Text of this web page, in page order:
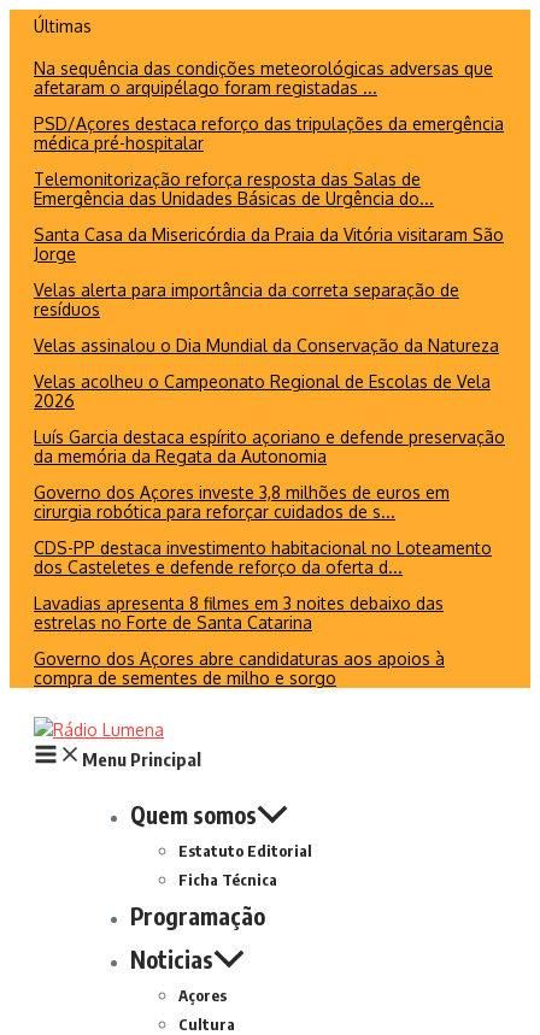
conteúdo
Últimas
Na sequência das condições meteorológicas adversas que
afetaram o arquipélago foram registadas ...
PSD/Açores destaca reforço das tripulações da emergência
médica pré-hospitalar
Telemonitorização reforça resposta das Salas de
Emergência das Unidades Básicas de Urgência do...
Santa Casa da Misericórdia da Praia da Vitória visitaram São
Jorge
Velas alerta para importância da correta separação de
resíduos
Velas assinalou o Dia Mundial da Conservação da Natureza
Velas acolheu o Campeonato Regional de Escolas de Vela
2026
Luís Garcia destaca espírito açoriano e defende preservação
da memória da Regata da Autonomia
Governo dos Açores investe 3,8 milhões de euros em
cirurgia robótica para reforçar cuidados de s...
CDS-PP destaca investimento habitacional no Loteamento
dos Casteletes e defende reforço da oferta d...
Lavadias apresenta 8 filmes em 3 noites debaixo das
estrelas no Forte de Santa Catarina
Governo dos Açores abre candidaturas aos apoios à
compra de sementes de milho e sorgo
Menu Principal
Quem somos
Estatuto Editorial
Ficha Técnica
Programação
Noticias
Açores
Cultura